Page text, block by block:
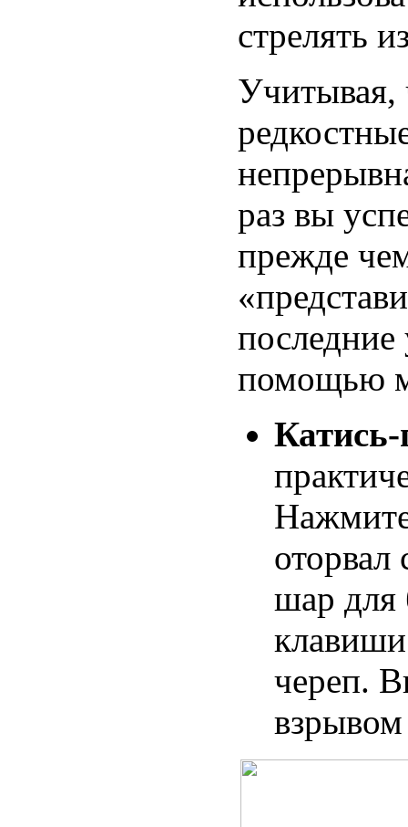
стрелять
Учитывая,
раз вы
прежде
помощью
Катись-
шар для
череп.
взрывом